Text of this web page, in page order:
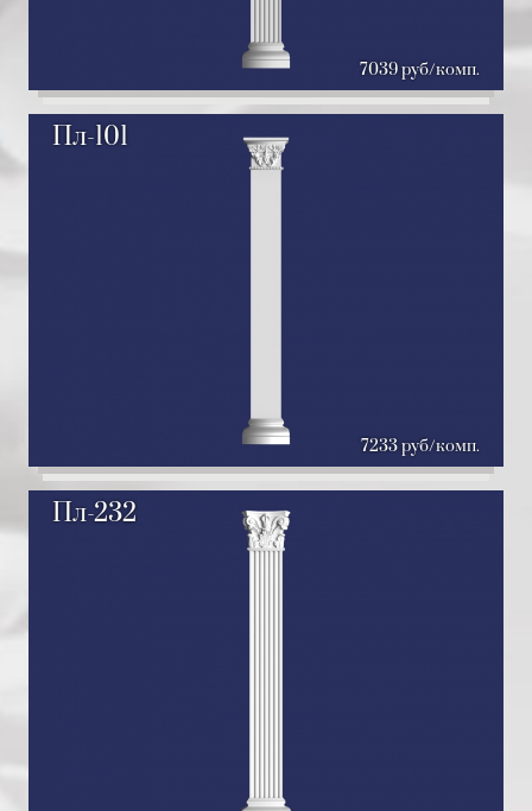
7039 руб/комп.
Пл-101
7233 руб/комп.
Пл-232